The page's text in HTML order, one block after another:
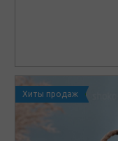
Хиты продаж